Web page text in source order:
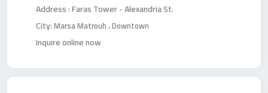
Address :Faras Tower - Alexandria St.
City:Marsa Matrouh،Downtown
Inquire online now